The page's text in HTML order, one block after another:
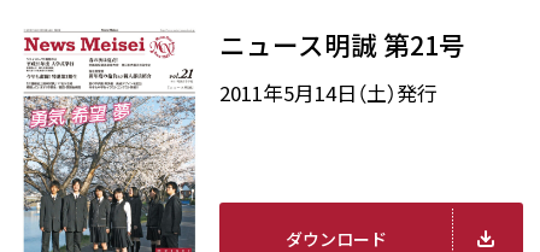
ニュース明誠 第21号
2011年5月14日（土）発行
ダウンロード